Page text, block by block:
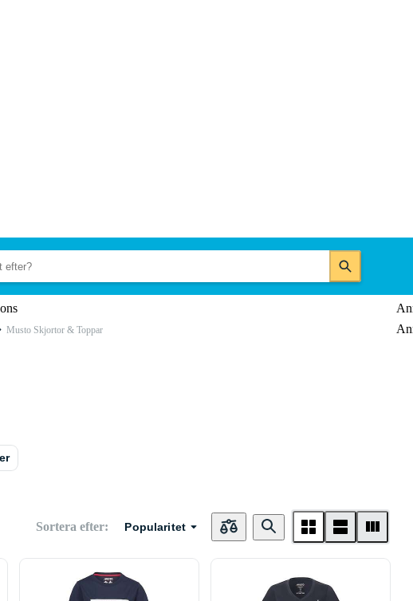
Musto Skjortor & Toppar
Sortera efter: Popularitet